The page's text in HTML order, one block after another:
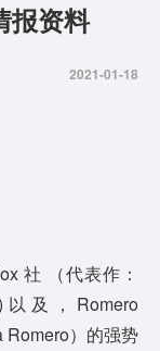
报资料
2021-01-18
社 （代表作：
以及，Romero
Romero）的强势